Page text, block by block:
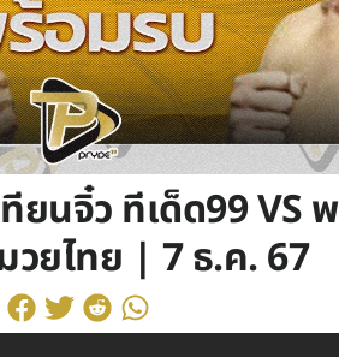
ยนจิ๋ว ทีเด็ด99 VS
วยไทย | 7 ธ.ค. 67